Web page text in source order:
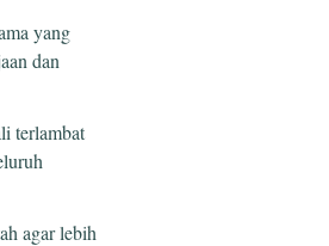
yang
dan
terlambat
agar lebih